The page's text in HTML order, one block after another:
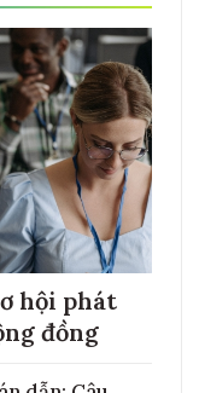
hội phát
đồng